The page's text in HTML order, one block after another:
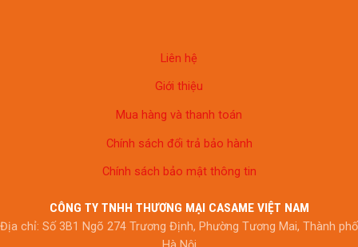
Liên hệ
Giới thiệu
Mua hàng và thanh toán
Chính sách đổi trả bảo hành
Chính sách bảo mật thông tin
CÔNG TY TNHH THƯƠNG MẠI CASAME VIỆT NAM
Địa chỉ: Số 3B1 Ngõ 274 Trương Định, Phường Tương Mai, Thành phố